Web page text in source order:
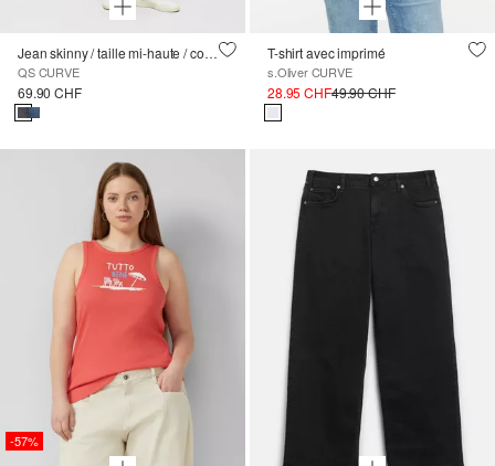
Jean skinny / taille mi-haute / coupe skinny
QS CURVE
69.90 CHF
T-shirt avec imprimé
s.Oliver CURVE
28.95 CHF49.90 CHF
-57%